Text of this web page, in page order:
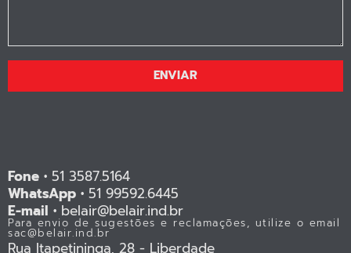
ENVIAR
Fone • 51 3587.5164
WhatsApp • 51 99592.6445
E-mail • belair@belair.ind.br
Para envio de sugestões e reclamações, utilize o email
sac@belair.ind.br
Rua Itapetininga, 28 - Liberdade